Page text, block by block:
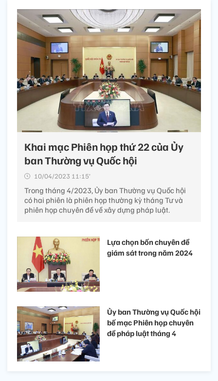
Khai mạc Phiên họp thứ 22 của Ủy
ban Thường vụ Quốc hội
10/04/2023 11:15’
Trong tháng 4/2023, Ủy ban Thường vụ Quốc hội
có hai phiên là phiên họp thường kỳ tháng Tư và
phiên họp chuyên đề về xây dựng pháp luật.
Lựa chọn bốn chuyên đề
giám sát trong năm 2024
Ủy ban Thường vụ Quốc hội
bế mạc Phiên họp chuyên
đề pháp luật tháng 4